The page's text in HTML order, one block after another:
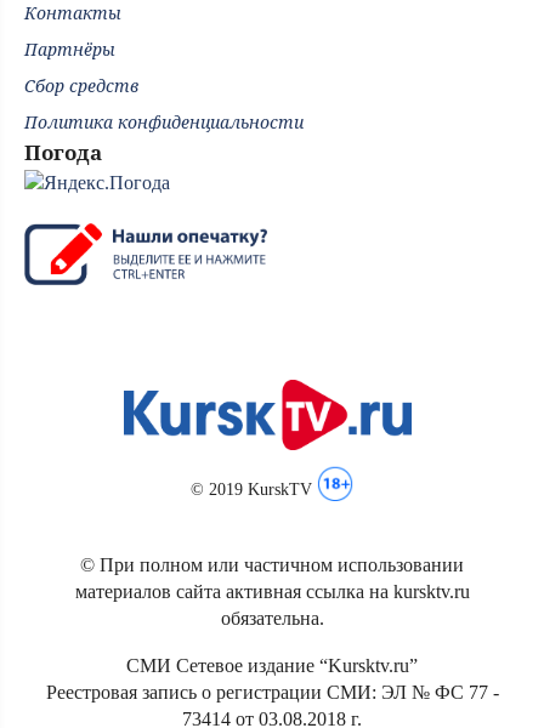
Контакты
Партнёры
Сбор средств
Политика конфиденциальности
Погода
© 2019 KurskTV
© При полном или частичном использовании
материалов сайта активная ссылка на kursktv.ru
обязательна.
СМИ Сетевое издание “Kursktv.ru”
Реестровая запись о регистрации СМИ: ЭЛ № ФС 77 -
73414 от 03.08.2018 г.